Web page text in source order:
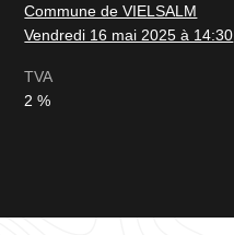
Commune de VIELSALM
Vendredi 16 mai 2025 à 14:30
TVA
2 %